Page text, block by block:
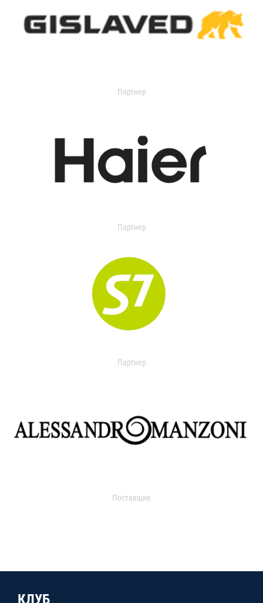
Партнер
Партнер
Партнер
Поставщик
КЛУБ